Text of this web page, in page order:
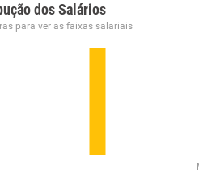
dos Salários
para ver as faixas salariais